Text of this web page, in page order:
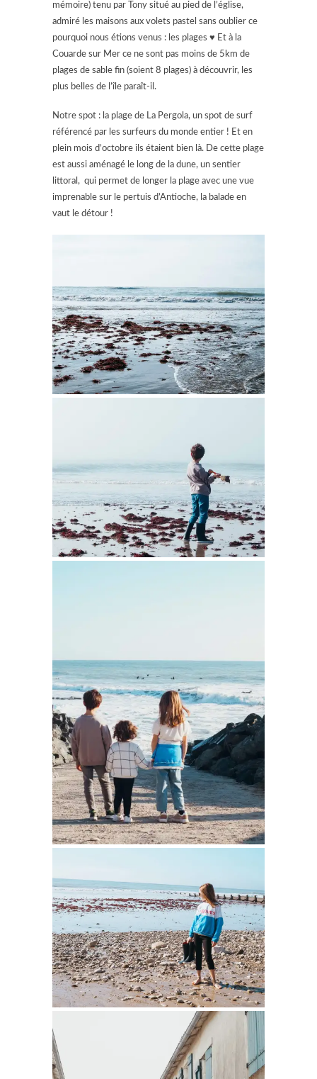
mémoire) tenu par Tony situé au pied de l’église,
admiré les maisons aux volets pastel sans oublier ce
pourquoi nous étions venus : les plages ♥ Et à la
Couarde sur Mer ce ne sont pas moins de 5km de
plages de sable fin (soient 8 plages) à découvrir, les
plus belles de l’île paraît-il.
Notre spot : la plage de La Pergola, un spot de surf
référencé par les surfeurs du monde entier ! Et en
plein mois d’octobre ils étaient bien là. De cette plage
est aussi aménagé le long de la dune, un sentier
littoral, qui permet de longer la plage avec une vue
imprenable sur le pertuis d’Antioche, la balade en
vaut le détour !